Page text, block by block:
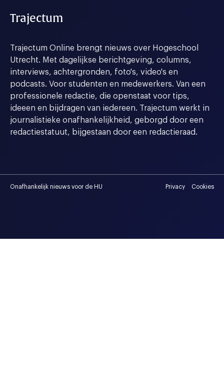
Trajectum
Trajectum Online brengt nieuws over Hogeschool
Utrecht. Met dagelijkse berichtgeving, columns,
interviews, achtergronden, foto's, video's en
podcasts. Voor studenten en medewerkers. Van een
professionele redactie, die openstaat voor tips,
ideeen en bijdragen van iedereen. Trajectum werkt in
journalistieke onafhankelijkheid, geborgd door een
redactiestatuut, bijgestaan door een redactieraad.
Onafhankelijk nieuws voor de HU Privacy Cookies